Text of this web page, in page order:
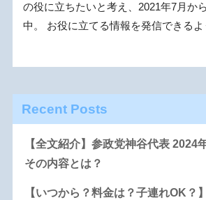
の役に立ちたいと考え、2021年7月か
中。 お役に立てる情報を発信できるよ
Recent Posts
【全文紹介】参政党神谷代表 2024
その内容とは？
【いつから？料金は？子連れOK？